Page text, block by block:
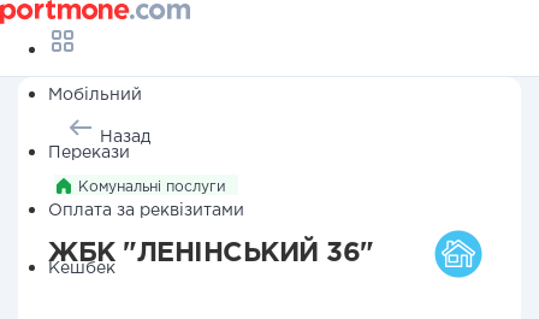
Мобільний
Перекази
Оплата за реквізитами
Кешбек
Назад
Комунальні послуги
ЖБК "ЛЕНІНСЬКИЙ 36"